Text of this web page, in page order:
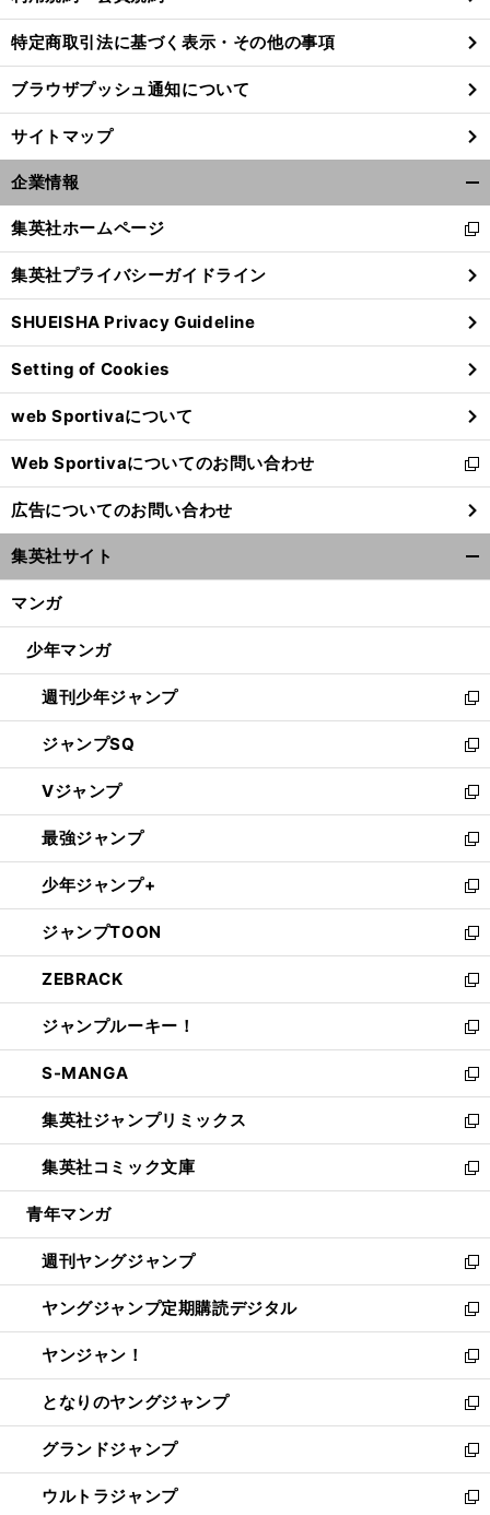
特定商取引法に基づく表示・その他の事項
ブラウザプッシュ通知について
サイトマップ
企業情報
閉
る
集英社ホームページ
新
し
い
ウ
ィ
ン
ド
ウ
で
開
く
集英社プライバシーガイドライン
SHUEISHA Privacy Guideline
Setting of Cookies
web Sportivaについて
Web Sportivaについてのお問い合わせ
新
し
い
ウ
ィ
ン
ウ
開
く
広告についてのお問い合わせ
集英社サイト
マンガ
少年マンガ
週刊少年ジャンプ
新
し
い
ウ
ィ
ン
ド
ウ
で
開
く
ジャンプSQ
新
し
い
ウ
ィ
ン
ド
ウ
で
開
く
Vジャンプ
新
し
い
ウ
ィ
ン
ド
ウ
で
開
く
最強ジャンプ
新
し
い
ウ
ィ
ン
ド
ウ
で
開
く
少年ジャンプ+
新
し
い
ウ
ィ
ン
ド
ウ
で
開
く
ジャンプTOON
新
し
い
ウ
ィ
ン
ド
ウ
で
開
く
ZEBRACK
新
し
い
ウ
ィ
ン
ド
ウ
で
開
ジャンプルーキー！
新
し
い
ウ
ィ
ン
ド
ウ
開
く
S-MANGA
新
し
い
ウ
ィ
ン
ウ
で
開
く
集英社ジャンプリミックス
新
し
い
ウ
ン
ド
ウ
で
開
く
集英社コミック文庫
新
し
ウ
ィ
ン
ド
ウ
で
開
く
青年マンガ
週刊ヤングジャンプ
新
し
い
ウ
ィ
ン
ド
ウ
で
開
く
ヤングジャンプ定期購読デジタル
新
し
い
ウ
ィ
ン
ド
ウ
で
ヤンジャン！
新
し
い
ウ
ィ
ン
ド
となりのヤングジャンプ
新
し
い
ウ
ィ
グランドジャンプ
新
し
い
ウルトラジャンプ
新